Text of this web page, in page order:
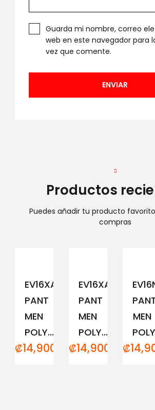
Guarda mi nombre, correo
web en este navegador para
vez que comente.
Productos
Puedes añadir tu producto
compras
EV16XAM194
PANT
MEN
POLY...
₡14,900.00
EV16XAM191
PANT
MEN
POLY...
₡14,900.00
MEN
₡